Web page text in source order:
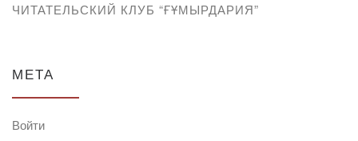
ЧИТАТЕЛЬСКИЙ КЛУБ “ҒҰМЫРДАРИЯ”
МЕТА
Войти